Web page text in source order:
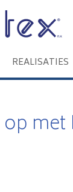
REALISATIES
op met